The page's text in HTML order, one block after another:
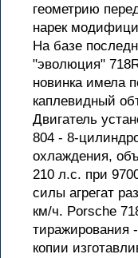
геометрию
нарек
На базе
"эволюция"
новинка имела
каплевидный
Двигатель
804 - 8-
охлаждения,
210 л.с. при
силы агрегат
км/ч. Porsche
тиражирования
копии